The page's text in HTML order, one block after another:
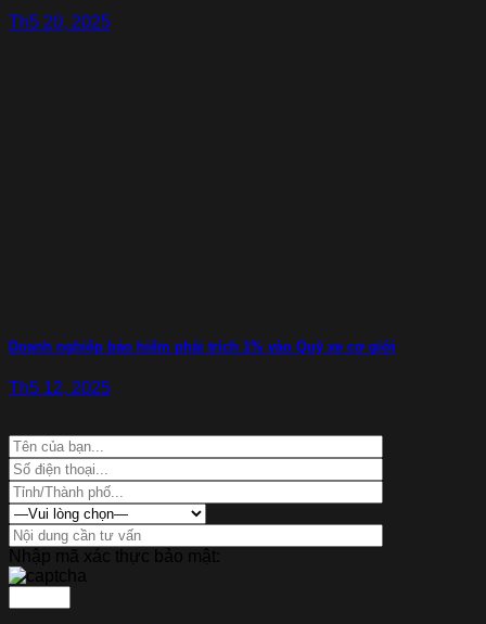
Th5 20, 2025
Doanh nghiệp bảo hiểm phải trích 1% vào Quỹ xe cơ giới
Th5 12, 2025
Nhập mã xác thực bảo mật: